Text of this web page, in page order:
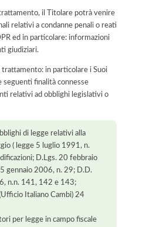
il Titolare potrà venire
relativi a condanne penali o reati
ed in particolare: informazioni
giudiziari.
trattamento: in particolare i Suoi
finalità connesse
relativi ad obblighi legislativi o
di legge relativi alla
( legge 5 luglio 1991, n.
D.Lgs. 20 febbraio
gennaio 2006, n. 29; D.D.
n.n. 141, 142 e 143;
Italiano Cambi) 24
per legge in campo fiscale